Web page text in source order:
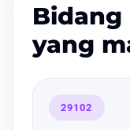
Bidang
yang
29102